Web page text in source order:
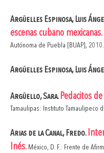
Argüelles Espinosa, Luis
escenas cubano mexicanas.
Autónoma de Puebla [BUAP], 2010.
Argüelles Espinosa, Luis
Argüello, Sara.Pedacitos
Tamaulipas: Instituto Tamaulipeco
Arias de la Canal, Fredo.
Inés. México, D. F.: Frente de